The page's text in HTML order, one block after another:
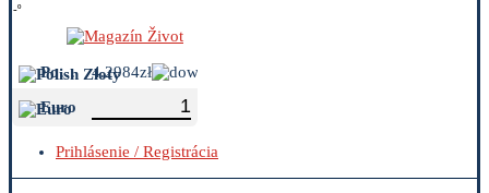
-º
Polish Zloty
4.2984zł
Euro
Prihlásenie / Registrácia